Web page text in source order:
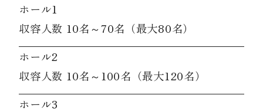
ホール1
収容人数 10名～70名（最大80名）
ホール2
収容人数 10名～100名（最大120名）
ホール3